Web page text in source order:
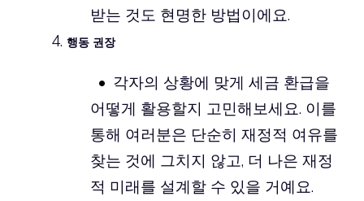
받는 것도 현명한 방법이에요.
행동 권장
각자의 상황에 맞게 세금 환급을
어떻게 활용할지 고민해보세요. 이를
통해 여러분은 단순히 재정적 여유를
찾는 것에 그치지 않고, 더 나은 재정
적 미래를 설계할 수 있을 거예요.